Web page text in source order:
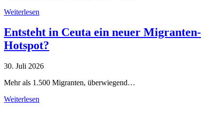
Weiterlesen
Entsteht in Ceuta ein neuer Migranten-
Hotspot?
30. Juli 2026
Mehr als 1.500 Migranten, überwiegend…
Weiterlesen